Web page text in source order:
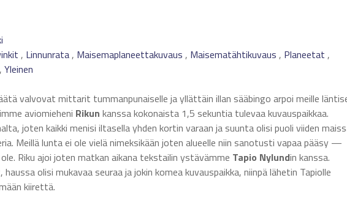
, Linnunrata, Maisemaplaneettakuvaus , Maisematähtikuvaus , Planeetat ,
, Yleinen
valvovat mittarit tummanpunaiselle ja yllättäin illan sääbingo arpoi meille
aviomieheni Rikun kanssa kokonaista 1,5 sekuntia tulevaa kuvauspaikkaa.
joten kaikki menisi iltasella yhden kortin varaan ja suunta olisi puoli viiden
Meillä lunta ei ole vielä nimeksikään joten alueelle niin sanotusti vapaa pääsy —
Riku ajoi joten matkan aikana tekstailin ystävämme Tapio Nylundin kanssa.
olisi mukavaa seuraa ja jokin komea kuvauspaikka, niinpä lähetin Tapiolle
kiirettä.